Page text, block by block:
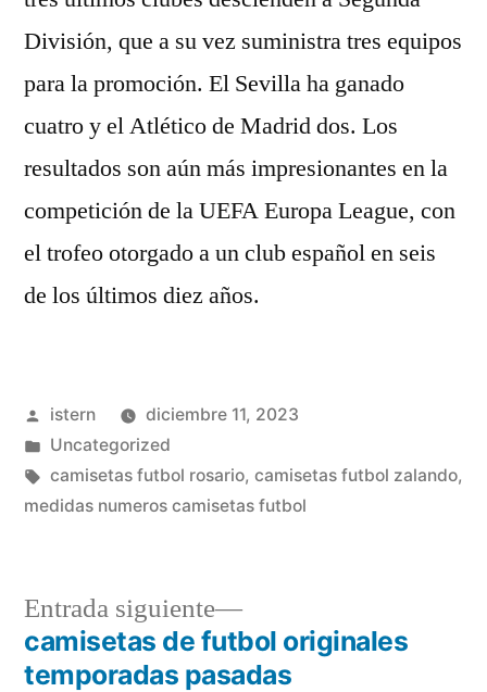
División, que a su vez suministra tres equipos
para la promoción. El Sevilla ha ganado
cuatro y el Atlético de Madrid dos. Los
resultados son aún más impresionantes en la
competición de la UEFA Europa League, con
el trofeo otorgado a un club español en seis
de los últimos diez años.
Publicado
por
istern
diciembre 11, 2023
Publicado
en
Uncategorized
Etiquetas:
camisetas futbol rosario, camisetas futbol zalando,
medidas numeros camisetas futbol
Navegación
Entrada siguiente
Entrada
siguiente:
camisetas de futbol originales
temporadas pasadas